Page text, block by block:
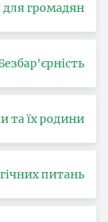
громадян
та їх родини
питань